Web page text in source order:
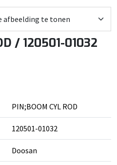
/ 120501-01032
PIN;BOOM CYL ROD
120501-01032
Doosan